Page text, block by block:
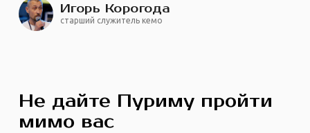
Не дайте Пуриму пройти
мимо вас
Игорь Корогода
старший служитель кемо